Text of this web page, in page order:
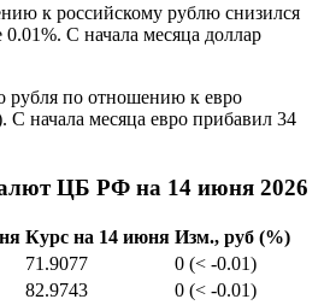
к российскому рублю снизился
0.01%. С начала месяца доллар
рубля по отношению к евро
С начала месяца евро прибавил 34
ЦБ РФ на 14 июня 2026
Курс на 14 июня Изм., руб (%)
71.9077
0 (< -0.01)
82.9743 0 (< -0.01)